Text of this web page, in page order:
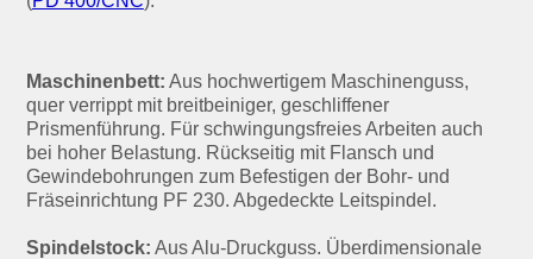
Maschinenbett: Aus hochwertigem Maschinenguss,
quer verrippt mit breitbeiniger, geschliffener
Prismenführung. Für schwingungsfreies Arbeiten auch
bei hoher Belastung. Rückseitig mit Flansch und
Gewindebohrungen zum Befestigen der Bohr- und
Fräseinrichtung PF 230. Abgedeckte Leitspindel.
Spindelstock: Aus Alu-Druckguss. Überdimensionale